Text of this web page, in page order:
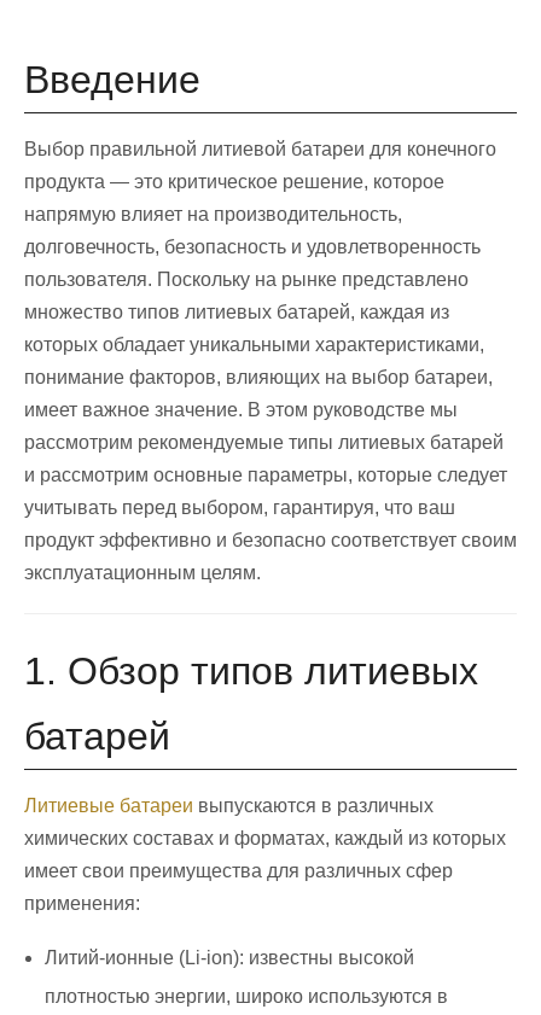
Введение
Выбор правильной литиевой батареи для конечного
продукта — это критическое решение, которое
напрямую влияет на производительность,
долговечность, безопасность и удовлетворенность
пользователя. Поскольку на рынке представлено
множество типов литиевых батарей, каждая из
которых обладает уникальными характеристиками,
понимание факторов, влияющих на выбор батареи,
имеет важное значение. В этом руководстве мы
рассмотрим рекомендуемые типы литиевых батарей
и рассмотрим основные параметры, которые следует
учитывать перед выбором, гарантируя, что ваш
продукт эффективно и безопасно соответствует своим
эксплуатационным целям.
1. Обзор типов литиевых
батарей
Литиевые батареи выпускаются в различных
химических составах и форматах, каждый из которых
имеет свои преимущества для различных сфер
применения:
Литий-ионные (Li-ion): известны высокой
плотностью энергии, широко используются в